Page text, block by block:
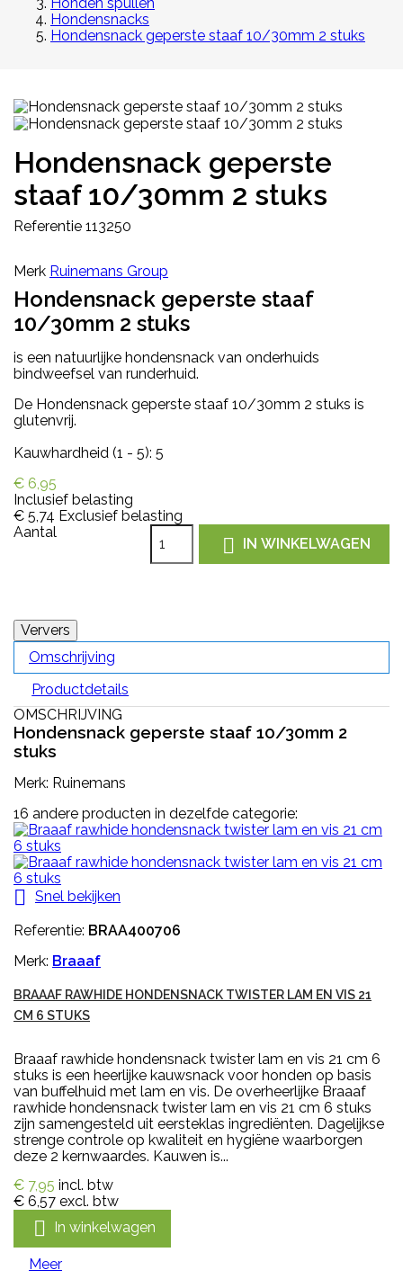
Hondensnacks
Hondensnack geperste staaf 10/30mm 2 stuks
Hondensnack geperste
staaf 10/30mm 2 stuks
Referentie 113250
Merk Ruinemans Group
Hondensnack geperste staaf
10/30mm 2 stuks
is een natuurlijke hondensnack van onderhuids
bindweefsel van runderhuid.
De Hondensnack geperste staaf 10/30mm 2 stuks is
glutenvrij.
Kauwhardheid (1 - 5): 5
€ 6,95
Inclusief belasting
€ 5,74 Exclusief belasting
Aantal
 IN WINKELWAGEN
Omschrijving
Productdetails
OMSCHRIJVING
Hondensnack geperste staaf 10/30mm 2
stuks
Merk: Ruinemans
16 andere producten in dezelfde categorie:
 Snel bekijken
Referentie: BRAA400706
Merk: Braaaf
BRAAAF RAWHIDE HONDENSNACK TWISTER LAM EN VIS 21
CM 6 STUKS
Braaaf rawhide hondensnack twister lam en vis 21 cm 6
stuks is een heerlijke kauwsnack voor honden op basis
van buffelhuid met lam en vis. De overheerlijke Braaaf
rawhide hondensnack twister lam en vis 21 cm 6 stuks
zijn samengesteld uit eersteklas ingrediënten. Dagelijkse
strenge controle op kwaliteit en hygiëne waarborgen
deze 2 kernwaardes. Kauwen is...
€ 7,95 incl. btw
€ 6,57 excl. btw
 In winkelwagen
Meer